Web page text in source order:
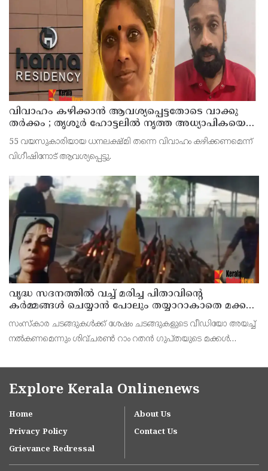
വിവാഹം കഴിക്കാന്‍ ആവശ്യപ്പെട്ടതോടെ വാക്കു
തര്‍ക്കം ; തൃശൂര്‍ ഹോട്ടലില്‍ നൃത്ത അധ്യാപികയെ
കഴുത്തുഞെരിച്ചു കൊലപ്പെടുത്തി സുഹൃത്ത്
55 വയസുകാരിയായ ധനലക്ഷ്മി തന്നെ വിവാഹം കഴിക്കണമെന്ന്
വിഗീഷിനോട് ആവശ്യപ്പെട്ടു.
വൃദ്ധ സദനത്തില്‍ വച്ച് മരിച്ച പിതാവിന്റെ
കര്‍മ്മങ്ങള്‍ ചെയ്യാന്‍ പോലും തയ്യാറാകാതെ മക്കള്‍
; ചടങ്ങുകള്‍ വീഡിയോ കോളിലൂടെ ലൈവായി
കണ്ടു !
സംസ്‌കാര ചടങ്ങുകള്‍ക്ക് ശേഷം ചടങ്ങുകളുടെ വീഡിയോ അയച്ച്
നല്‍കണമെന്നും ശിവ്ചരണ്‍ റാം റതന്‍ ഗുപ്തയുടെ മക്കള്‍
പ്രാദേശിക മാധ്യമങ്ങളോട് വിശദമാക്ക
Explore Kerala Onlinenews
Home
About Us
Privacy Policy
Contact Us
Grievance Redressal